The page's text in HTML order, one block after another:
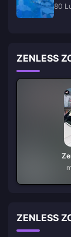
80
ZENLESS
ZENLESS